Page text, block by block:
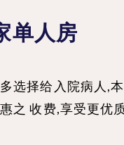
单人房
选择给入院病人,
之 收费,享受更优